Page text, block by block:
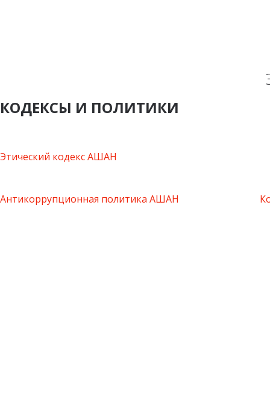
КОДЕКСЫ И ПОЛИТИКИ
Этический кодекс АШАН
Антикоррупционная политика АШАН